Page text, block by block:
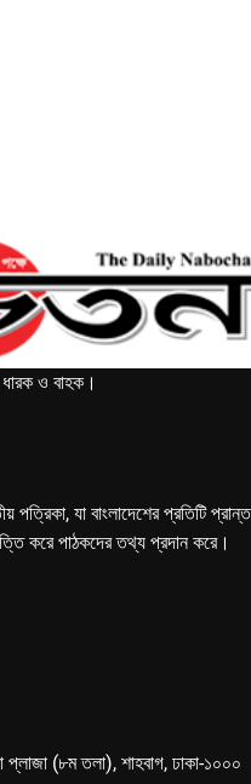
ও বাহক।
যা বাংলাদেশের প্রতিটি
করে পাঠকদের তথ্য প্রদান করে।
(৮ম তলা), শাহবাগ, ঢাকা-১০০০